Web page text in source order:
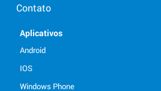
Contato
Aplicativos
Android
IOS
Windows Phone